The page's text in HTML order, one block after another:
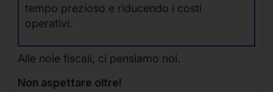
tempo prezioso e riducendo i costi
operativi.
Alle noie fiscali, ci pensiamo noi.
Non aspettare oltre!